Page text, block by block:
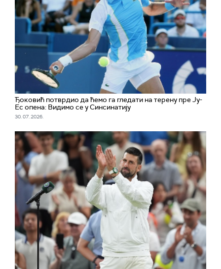
Ђоковић потврдио да ћемо га гледати на терену пре Ју-
Ес опена: Видимо се у Синсинатију
30. 07. 2026.